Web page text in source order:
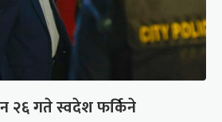
२६ गते स्वदेश फर्किने